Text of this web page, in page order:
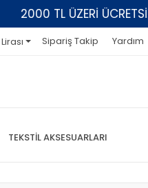
2000 TL ÜZERİ ÜCRETSİZ
Sipariş Takip Yardım
TEKSTİL AKSESUARLARI